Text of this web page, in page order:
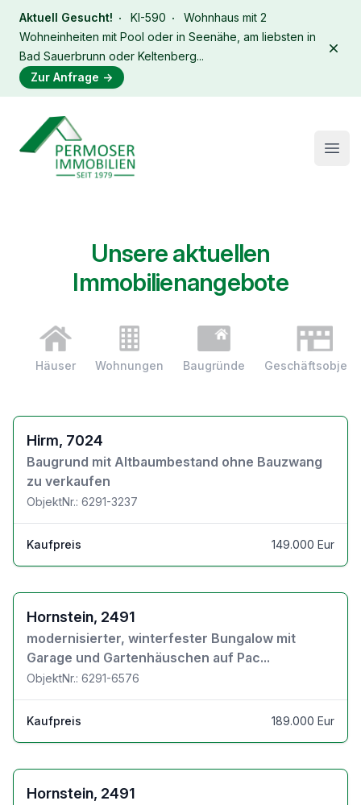
Aktuell Gesucht! KI-590
Wohnhaus mit 2
Wohneinheiten mit Pool oder in Seenähe, am liebsten in
Bad Sauerbrunn oder Keltenberg...
Zur Anfrage →
Immobilien Permoser Logo
Unsere aktuellen
Immobilienangebote
Häuser Wohnungen Baugründe
Zu den Objektdetails
Hirm, 7024
Baugrund mit Altbaumbestand ohne Bauzwang
zu verkaufen
ObjektNr.: 6291-3237
Kaufpreis 149.000 Eur
Zu den Objektdetails
Hornstein, 2491
modernisierter, winterfester Bungalow mit
Garage und Gartenhäuschen auf Pac...
ObjektNr.: 6291-6576
Kaufpreis 189.000 Eur
Zu den Objektdetails
Hornstein, 2491